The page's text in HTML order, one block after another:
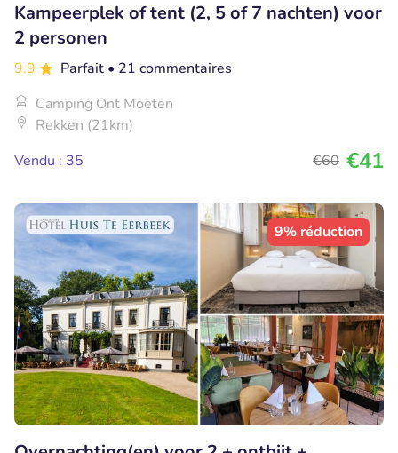
Kampeerplek of tent (2, 5 of 7 nachten) voor
2 personen
9.9 Parfait • 21 commentaires
Camping Ont Moeten
Rekken (21km)
Vendu : 35
€60 €41
9% réduction